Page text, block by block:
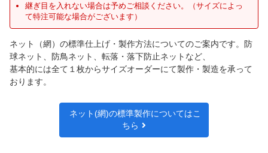
継ぎ目を入れない場合は予めご相談ください。（サイズによっ
て特注可能な場合がございます）
ネット（網）の標準仕上げ・製作方法についてのご案内です。防
球ネット、防鳥ネット、転落・落下防止ネットなど、
基本的には全て１枚からサイズオーダーにて製作・製造を承って
おります。
ネット(網)の標準製作についてはこ
ちら